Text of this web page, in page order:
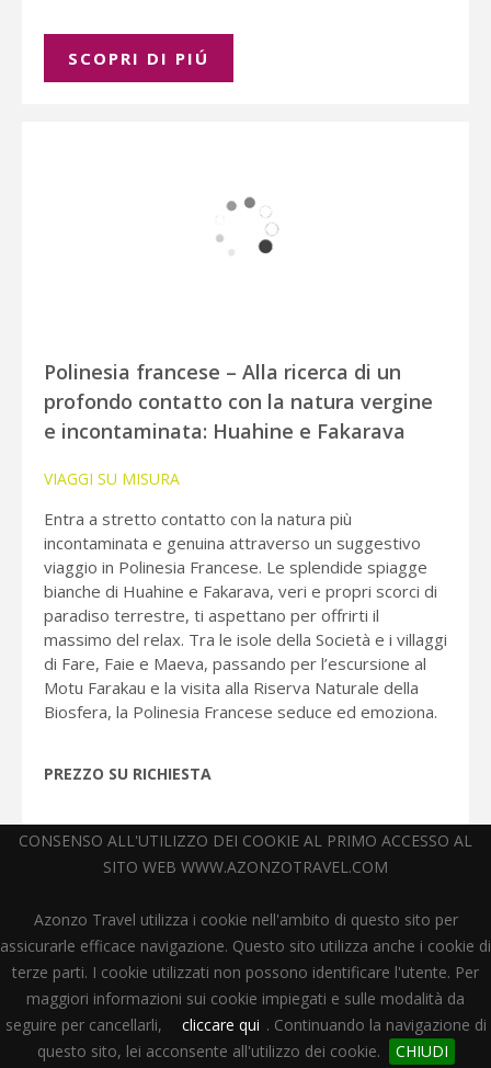
CONSENSO ALL'UTILIZZO DEI COOKIE AL PRIMO ACCESSO AL
SITO WEB WWW.AZONZOTRAVEL.COM
Azonzo Travel utilizza i cookie nell'ambito di questo sito per
assicurarle efficace navigazione. Questo sito utilizza anche i cookie di
terze parti. I cookie utilizzati non possono identificare l'utente. Per
maggiori informazioni sui cookie impiegati e sulle modalità da
seguire per cancellarli,
cliccare qui . Continuando la navigazione di
questo sito, lei acconsente all'utilizzo dei cookie.
CHIUDI
SCOPRI DI PIÚ
Polinesia francese – Alla ricerca di un
profondo contatto con la natura vergine
e incontaminata: Huahine e Fakarava
VIAGGI SU MISURA
Entra a stretto contatto con la natura più
incontaminata e genuina attraverso un suggestivo
viaggio in Polinesia Francese. Le splendide spiagge
bianche di Huahine e Fakarava, veri e propri scorci di
paradiso terrestre, ti aspettano per offrirti il
massimo del relax. Tra le isole della Società e i villaggi
di Fare, Faie e Maeva, passando per l’escursione al
Motu Farakau e la visita alla Riserva Naturale della
Biosfera, la Polinesia Francese seduce ed emoziona.
PREZZO SU RICHIESTA